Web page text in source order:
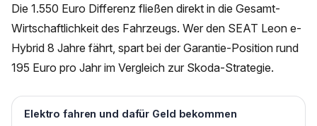
Die 1.550 Euro Differenz fließen direkt in die Gesamt-
Wirtschaftlichkeit des Fahrzeugs. Wer den SEAT Leon e-
Hybrid 8 Jahre fährt, spart bei der Garantie-Position rund
195 Euro pro Jahr im Vergleich zur Skoda-Strategie.
Elektro fahren und dafür Geld bekommen